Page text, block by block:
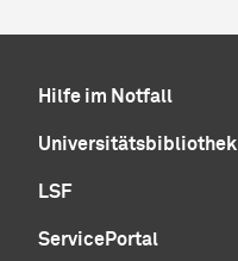
Hilfe im Notfall
Universitätsbibliothek
LSF
ServicePortal